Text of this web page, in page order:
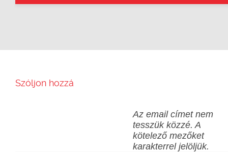
Szóljon hozzá
Az email címet nem
tesszük közzé. A
kötelező mezőket
karakterrel jelöljük.